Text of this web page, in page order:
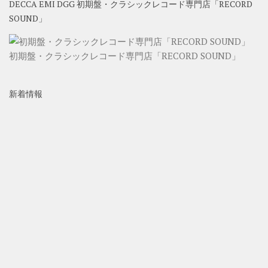
DECCA EMI DGG 初期盤・クラシックレコード専門店「RECORD
SOUND」
初期盤・クラシックレコード専門店「RECORD SOUND」
新着情報